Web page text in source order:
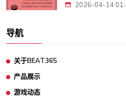
2026-04-14
导航
关于BEAT365
产品展示
游戏动态